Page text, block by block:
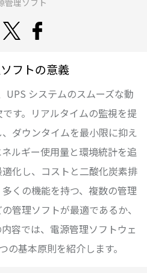
フトの意義
UPS システムのスムーズな動
す。リアルタイムの監視を提
ダウンタイムを最小限に抑え
ルギー使用量と環境統計を追
化し、コストと二酸化炭素排
くの機能を持つ、複数の管理
管理ソフトが最適であるか、
容では、電源管理ソフトウェ
の基本原則を紹介します。